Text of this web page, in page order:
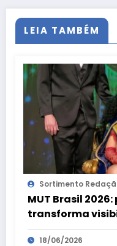
LEIA TAMBÉM
Sortimento
MUT Brasil
transforma
oportunidades
18/06/2026